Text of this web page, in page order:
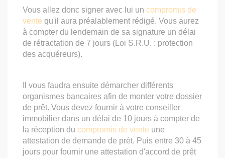
Vous allez donc signer avec lui un compromis de
vente qu'il aura préalablement rédigé. Vous aurez
à compter du lendemain de sa signature un délai
de rétractation de 7 jours (Loi S.R.U. : protection
des acquéreurs).
Il vous faudra ensuite démarcher différents
organismes bancaires afin de monter votre dossier
de prêt. Vous devez fournir à votre conseiller
immobilier dans un délai de 10 jours à compter de
la réception du compromis de vente une
attestation de demande de prèt. Puis entre 30 à 45
jours pour fournir une attestation d'accord de prêt